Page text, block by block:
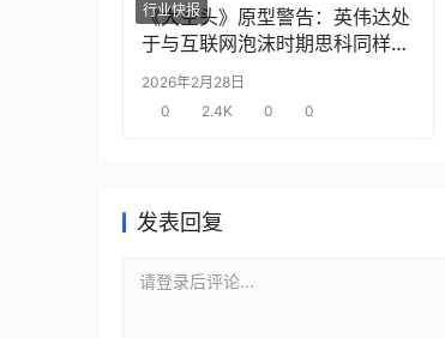
行业快报
《大空头》原型警告：英伟达处
于与互联网泡沫时期思科同样的
“危险境地”
2026年2月28日
0
2.4K 0 0
发表回复
请登录后评论...